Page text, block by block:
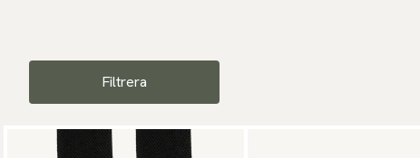
Filtrera